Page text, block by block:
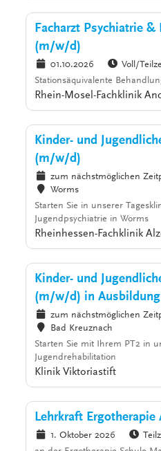
Facharzt Psychiatrie &
(m/w/d)
01.10.2026 Voll/
Stationsäquivalente
Rhein-Mosel-Fachklinik
Kinder- und
(m/w/d)
zum nächstmöglichen
Worms
Starten Sie in unserer
Jugendpsychiatrie in Worms
Rheinhessen-Fachklinik
Kinder- und
(m/w/d) in
zum nächstmöglichen
Bad Kreuznach
Starten Sie mit Ihrem PT2 in
Jugendrehabilitation
Klinik Viktoriastift
Lehrkraft
1. Oktober 2026